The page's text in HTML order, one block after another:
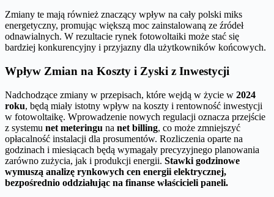
Zmiany te mają również znaczący wpływ na cały polski miks
energetyczny, promując większą moc zainstalowaną ze źródeł
odnawialnych. W rezultacie rynek fotowoltaiki może stać się
bardziej konkurencyjny i przyjazny dla użytkowników końcowych.
Wpływ Zmian na Koszty i Zyski z Inwestycji
Nadchodzące zmiany w przepisach, które wejdą w życie w 2024
roku, będą miały istotny wpływ na koszty i rentowność inwestycji
w fotowoltaikę. Wprowadzenie nowych regulacji oznacza przejście
z systemu net meteringu na net billing, co może zmniejszyć
opłacalność instalacji dla prosumentów. Rozliczenia oparte na
godzinach i miesiącach będą wymagały precyzyjnego planowania
zarówno zużycia, jak i produkcji energii. Stawki godzinowe
wymuszą analizę rynkowych cen energii elektrycznej,
bezpośrednio oddziałując na finanse właścicieli paneli.